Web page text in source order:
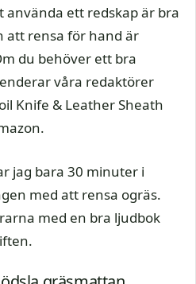
använda ett redskap är bra
att rensa för hand är
du behöver ett bra
våra redaktörer
Knife & Leather Sheath
jag bara 30 minuter i
med att rensa ogräs.
med en bra ljudbok